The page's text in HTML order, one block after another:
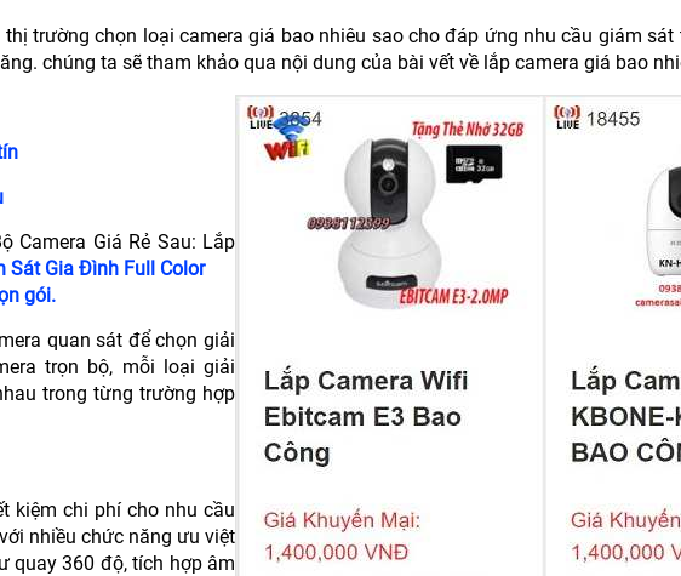
trường chọn loại camera giá bao nhiêu sao cho đáp ứng nhu cầu giám
chúng ta sẽ tham khảo qua nội dung của bài vết về lắp camera giá bao
Camera Giá Rẻ Sau: Lắp
Sát Gia Đình Full Color
gói.
quan sát để chọn giải
trọn bộ, mỗi loại giải
trong từng trường hợp
kiệm chi phí cho nhu cầu
nhiều chức năng ưu việt
quay 360 độ, tích hợp âm